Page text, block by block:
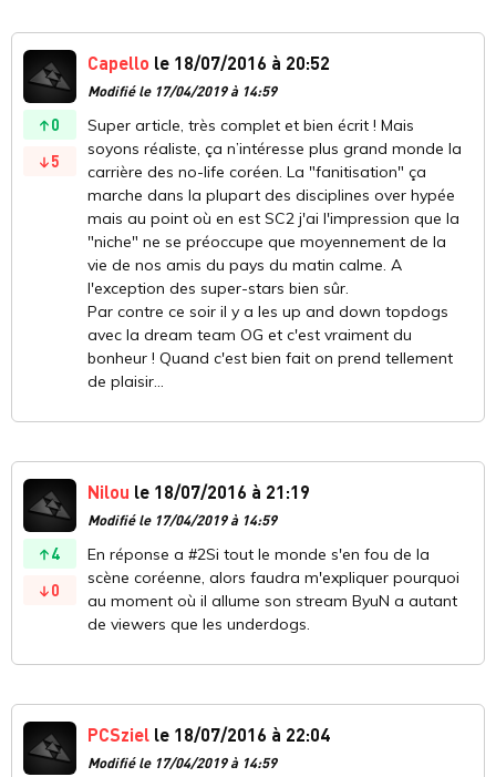
0
5
Capello le 18/07/2016 à 20:52
Modifié le 17/04/2019 à 14:59
Super article, très complet et bien écrit ! Mais
soyons réaliste, ça n’intéresse plus grand monde la
carrière des no-life coréen. La "fanitisation" ça
marche dans la plupart des disciplines over hypée
mais au point où en est SC2 j'ai l'impression que la
"niche" ne se préoccupe que moyennement de la
vie de nos amis du pays du matin calme. A
l'exception des super-stars bien sûr.
Par contre ce soir il y a les up and down topdogs
avec la dream team OG et c'est vraiment du
bonheur ! Quand c'est bien fait on prend tellement
de plaisir...
4
0
Nilou le 18/07/2016 à 21:19
Modifié le 17/04/2019 à 14:59
En réponse a #2Si tout le monde s'en fou de la
scène coréenne, alors faudra m'expliquer pourquoi
au moment où il allume son stream ByuN a autant
de viewers que les underdogs.
PCSziel le 18/07/2016 à 22:04
Modifié le 17/04/2019 à 14:59